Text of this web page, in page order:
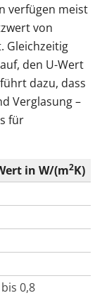
verfügen meist
von
Gleichzeitig
den U-Wert
dazu, dass
Verglasung –
für
in W/(m2K)
0,8